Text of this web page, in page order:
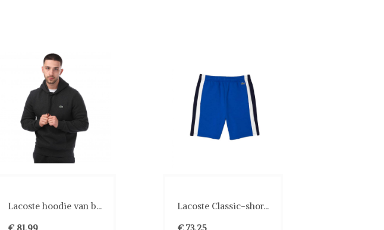
Lacoste hoodie van b...
Lacoste Classic-shor...